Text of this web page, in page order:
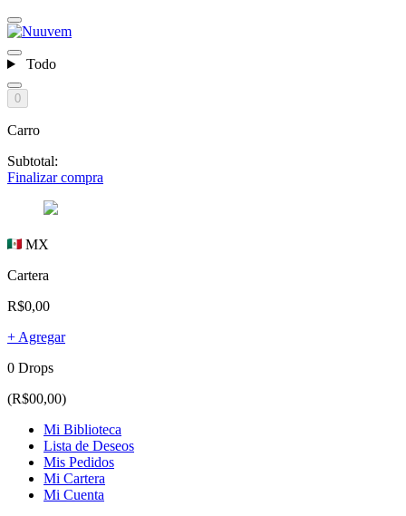
Todo
0
Carro
Subtotal:
Finalizar compra
MX
Cartera
R$0,00
+ Agregar
0 Drops
(R$00,00)
Mi Biblioteca
Lista de Deseos
Mis Pedidos
Mi Cartera
Mi Cuenta